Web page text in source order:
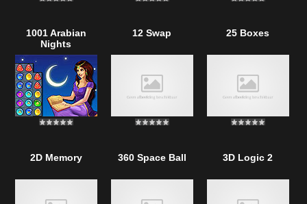
1001 Arabian
Nights
12 Swap 25 Boxes
2D Memory 360 Space Ball 3D Logic 2